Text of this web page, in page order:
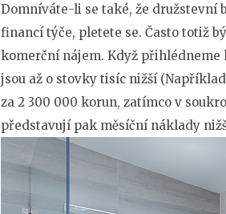
Domníváte-li se také, že družstevní
financí týče, pletete se. Často totiž
komerční nájem. Když
jsou až o stovky tisíc nižší
za 2 300 000 korun, zatímco v
představují pak měsíční náklady